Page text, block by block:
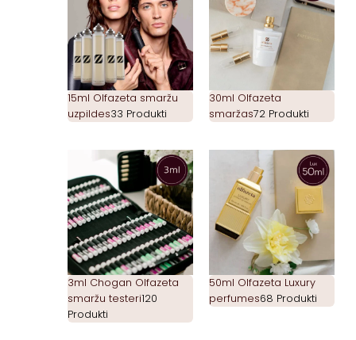
15ml Olfazeta smaržu
uzpildes33 Produkti
30ml Olfazeta
smaržas72 Produkti
3ml Chogan Olfazeta
smaržu testeri120
Produkti
50ml Olfazeta Luxury
perfumes68 Produkti